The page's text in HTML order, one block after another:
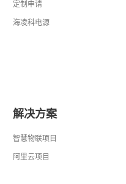
定制申请
海凌科电源
解决方案
智慧物联项目
阿里云项目